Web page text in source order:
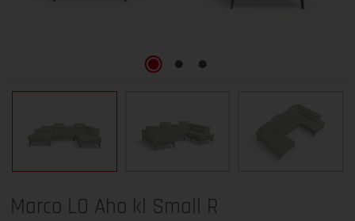
Marco LO Aho kl Small R